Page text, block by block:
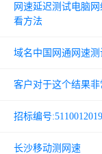
网速延迟测试电脑
看方法
域名中国网通网速测
客户对于这个结果
招标编号
长沙移动测网速